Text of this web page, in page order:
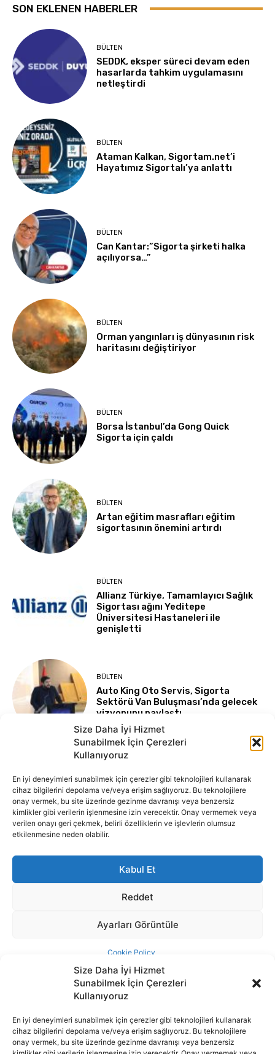
Size Daha İyi Hizmet
Sunabilmek İçin Çerezleri
Kullanıyoruz
En iyi deneyimleri sunabilmek için çerezler gibi teknolojileri kullanarak
cihaz bilgilerini depolama ve/veya erişim sağlıyoruz. Bu teknolojilere
onay vermek, bu site üzerinde gezinme davranışı veya benzersiz
İnternet portalımızda yer alan tüm haber metini, resim ve benzeri
içeriğin hakları Sigortamedya Yayıncılık A.Ş.'ye aittir. Hiçbir şekilde